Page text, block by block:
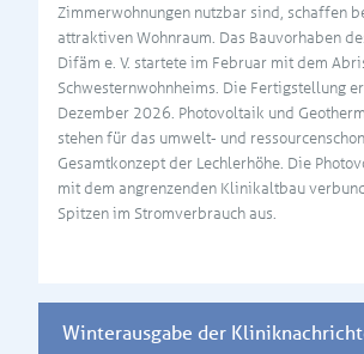
Zimmerwohnungen nutzbar sind, schaffen
attraktiven Wohnraum. Das Bauvorhaben
Difäm e. V. startete im Februar mit dem
Schwesternwohnheims. Die Fertigstellung
Dezember 2026. Photovoltaik und
stehen für das umwelt- und
Gesamtkonzept der Lechlerhöhe. Die
mit dem angrenzenden Klinikaltbau
Spitzen im Stromverbrauch aus.
Winterausgabe der